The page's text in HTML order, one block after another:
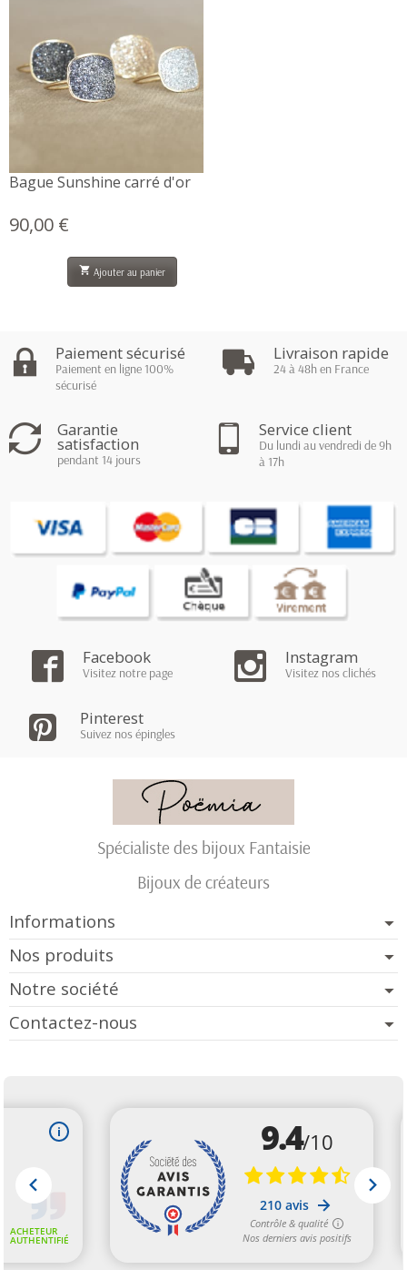
Bague Sunshine carré d'or
Prix
90,00 €
 Ajouter au panier
Paiement sécurisé
Paiement en ligne 100%
sécurisé
Livraison rapide
24 à 48h en France
Garantie
satisfaction
pendant 14 jours
Service client
Du lundi au vendredi de 9h
à 17h
Facebook
Visitez notre page
Instagram
Visitez nos clichés
Pinterest
Suivez nos épingles
Spécialiste des bijoux Fantaisie
Bijoux de créateurs
Informations
Nos produits
Notre société
Contactez-nous